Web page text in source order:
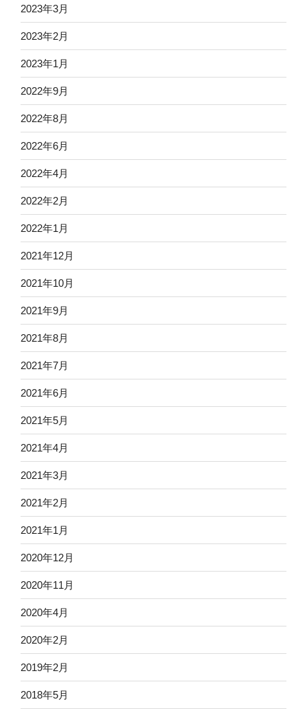
2023年3月
2023年2月
2023年1月
2022年9月
2022年8月
2022年6月
2022年4月
2022年2月
2022年1月
2021年12月
2021年10月
2021年9月
2021年8月
2021年7月
2021年6月
2021年5月
2021年4月
2021年3月
2021年2月
2021年1月
2020年12月
2020年11月
2020年4月
2020年2月
2019年2月
2018年5月